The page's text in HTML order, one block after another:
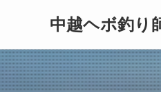
中越ヘボ釣り